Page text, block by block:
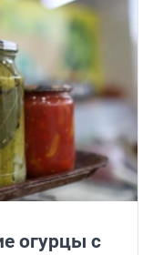
огурцы с